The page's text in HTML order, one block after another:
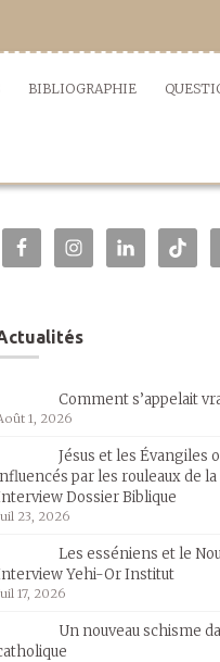
BIBLIOGRAPHIE
Comment s’appelait
1, 2026
Jésus et les Évangiles
par les rouleaux de
Dossier Biblique
23, 2026
Les esséniens et le
Yehi-Or Institut
17, 2026
Un nouveau schisme